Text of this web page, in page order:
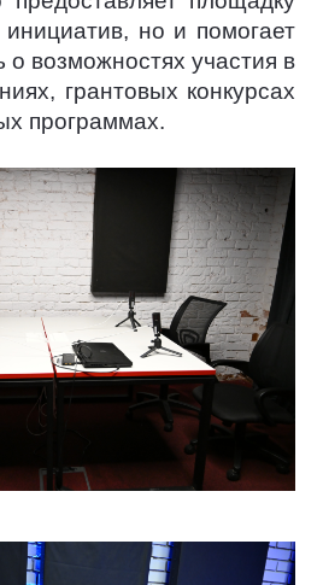
но и помогает
о возможностях участия в
грантовых конкурсах
программах.